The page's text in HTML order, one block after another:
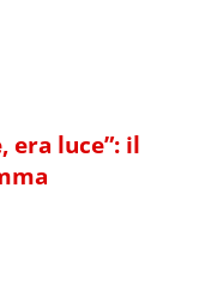
era luce”: il